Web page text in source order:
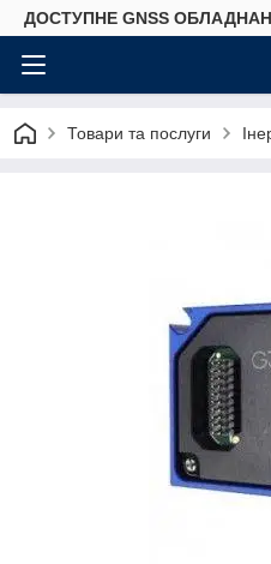
ДОСТУПНЕ GNSS
Товари та послуги